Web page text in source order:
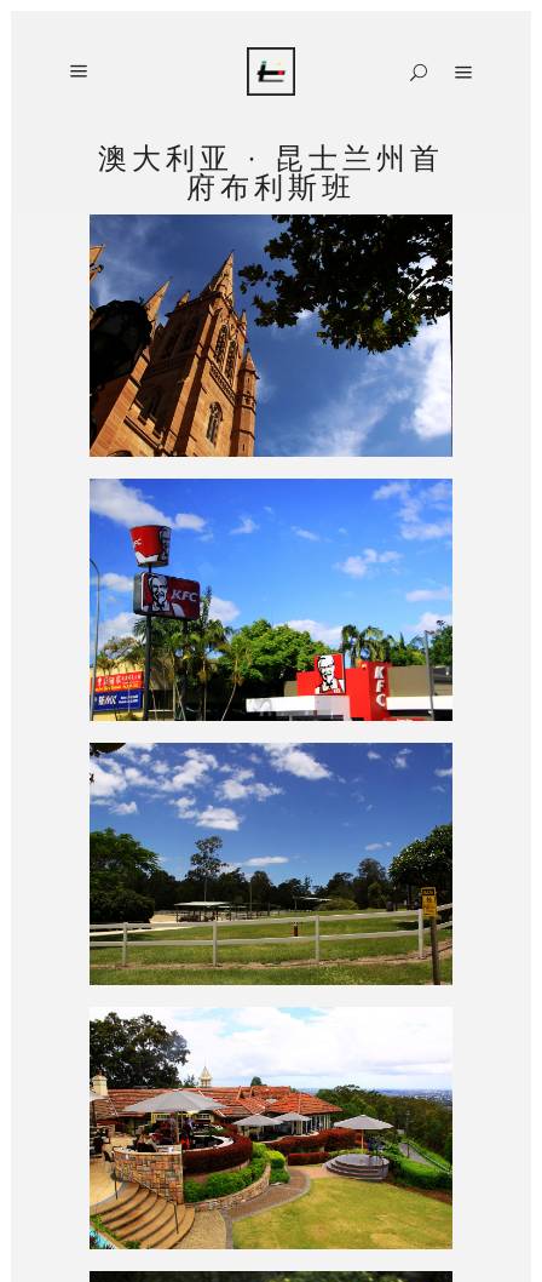
澳大利亚 · 昆士兰州首
府布利斯班